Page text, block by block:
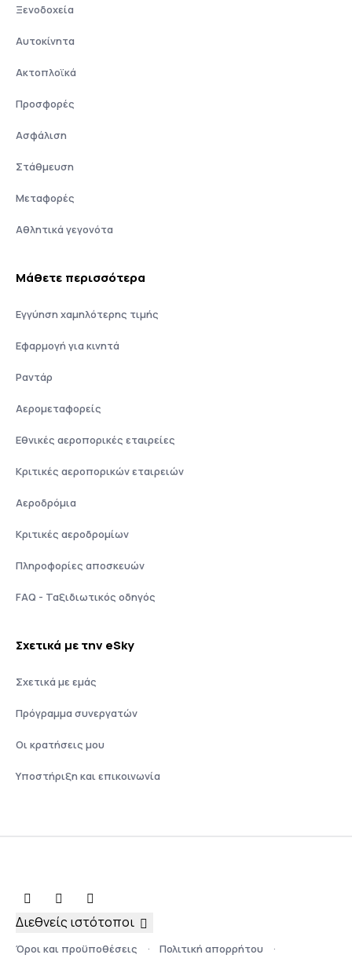
Ξενοδοχεία
Αυτοκίνητα
Ακτοπλοϊκά
Προσφορές
Ασφάλιση
Στάθμευση
Μεταφορές
Αθλητικά γεγονότα
Μάθετε περισσότερα
Εγγύηση χαμηλότερης τιμής
Εφαρμογή για κινητά
Ραντάρ
Αερομεταφορείς
Εθνικές αεροπορικές εταιρείες
Κριτικές αεροπορικών εταιρειών
Αεροδρόμια
Κριτικές αεροδρομίων
Πληροφορίες αποσκευών
FAQ - Ταξιδιωτικός οδηγός
Σχετικά με την eSky
Σχετικά με εμάς
Πρόγραμμα συνεργατών
Οι κρατήσεις μου
Υποστήριξη και επικοινωνία
Όροι και προϋποθέσεις Πολιτική απορρήτου
Διεθνείς ιστότοποι